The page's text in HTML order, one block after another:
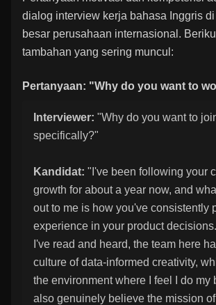
dialog interview kerja bahasa Inggris
besar perusahaan internasional.
tambahan yang sering muncul:
Pertanyaan: "Why do you want to
Interviewer: "Why do you want to
specifically?"
Kandidat: "I've been following your
growth for about a year now, and
out to me is how you've consistently
experience in your product
I've read and heard, the team here
culture of data-informed creativity,
the environment where I feel I do my
also genuinely believe the mission